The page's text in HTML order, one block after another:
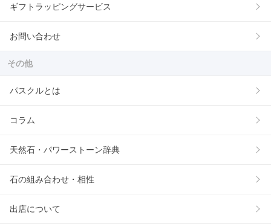
ギフトラッピングサービス
お問い合わせ
その他
パスクルとは
コラム
天然石・パワーストーン辞典
石の組み合わせ・相性
出店について